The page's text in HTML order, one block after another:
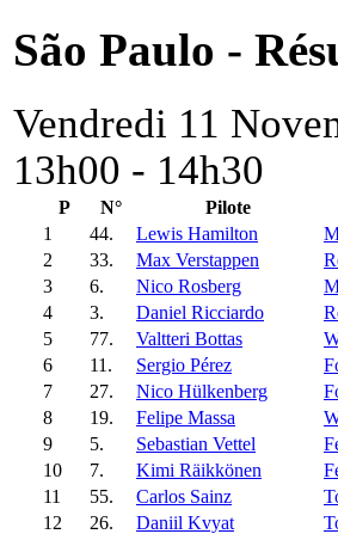
São Paulo -
Vendredi 11
13h00 - 14h30
P N° Pilote
1
44. Lewis Hamilton
2
33. Max Verstappen
3
6. Nico Rosberg
4
3. Daniel Ricciardo
5
77. Valtteri Bottas
6
11. Sergio Pérez
7
27. Nico Hülkenberg
8
19. Felipe Massa
9
5. Sebastian Vettel
10
7. Kimi Räikkönen
11
55. Carlos Sainz
12
26. Daniil Kvyat